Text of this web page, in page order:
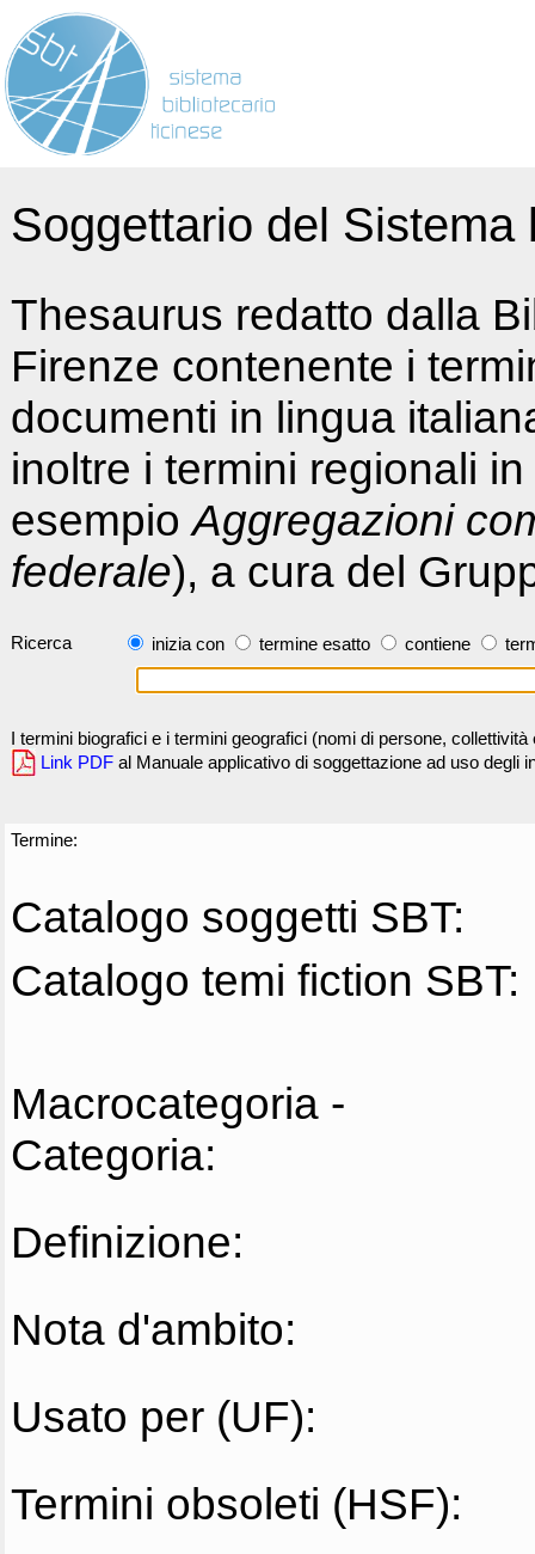
Soggettario del
Thesaurus redatto dalla
Firenze contenente i
documenti in lingua
inoltre i termini regionali
esempioAggregazioni
federale), a cura del
Ricerca inizia con termine esatto contiene
I termini biografici e i termini geografici (nomi di persone,
Link PDF al Manuale applicativo di soggettazione ad uso degli
Termine:
Catalogo soggetti SBT:
Catalogo temi fiction SBT:
Macrocategoria -
Categoria:
Definizione:
Nota d'ambito:
Usato per (UF):
Termini obsoleti (HSF):